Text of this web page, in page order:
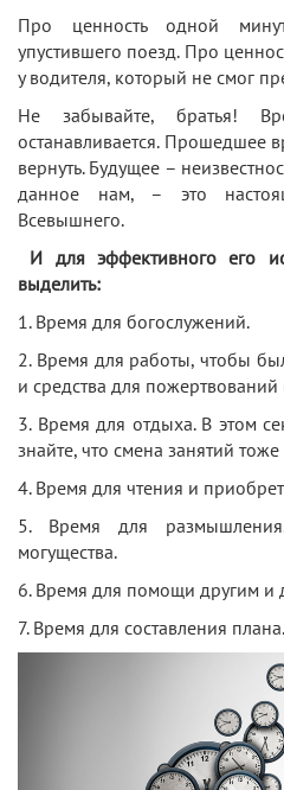
Про ценность одной
упустившего поезд. Про
у водителя, который не смог
Не забывайте, братья!
останавливается. Прошедшее
вернуть. Будущее –
данное нам, – это
Всевышнего.
И для эффективного его
выделить:
1. Время для богослужений.
2. Время для работы, чтобы
и средства для пожертвований
3. Время для отдыха. В этом
знайте, что смена занятий
4. Время для чтения и
5. Время для
могущества.
6. Время для помощи другим и
7. Время для составления плана.